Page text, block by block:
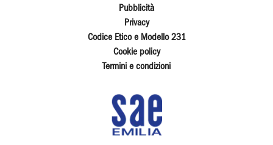
Pubblicità
Privacy
Codice Etico e Modello 231
Cookie policy
Termini e condizioni